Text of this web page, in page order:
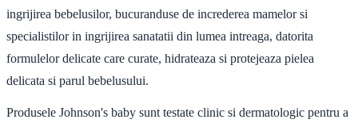
ingrijirea bebelusilor, bucuranduse de increderea mamelor si
specialistilor in ingrijirea sanatatii din lumea intreaga, datorita
formulelor delicate care curate, hidrateaza si protejeaza pielea
delicata si parul bebelusului.
Produsele Johnson's baby sunt testate clinic si dermatologic pentru a